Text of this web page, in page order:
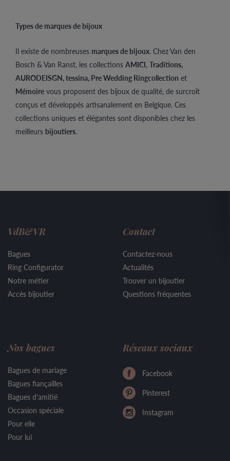
Types de marques de bijoux
Il existe de nombreuses marques de bijoux. Chez Van den
Bosch & Van Ranst, les collections AMICI, Traditions,
AURODEISGN, tessina, Pre Wedding Ringcollection et
Mémoire vous proposent des bijoux de qualité, de surcroît
conçus et développés artisanalement en Belgique. Ces
collections uniques et élégantes sont disponibles chez les
meilleurs bijoutiers.
VdB&VR
Bagues
Ring Configurator
Notre métier
Accès bijoutier
Contact
Contactez-nous
Actualités
Trouver un bijoutier
Questions fréquentes
Nos bagues
Bagues de mariage
Bagues fiançailles
Bagues d'amitié
Occasion spéciale
Pour elle
Pour lui
Réseaux sociaux
Facebook
Pinterest
Instagram